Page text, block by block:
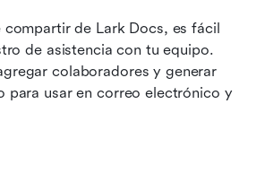
de Lark Docs, es fácil
de asistencia con tu equipo.
colaboradores y generar
para usar en correo electrónico y